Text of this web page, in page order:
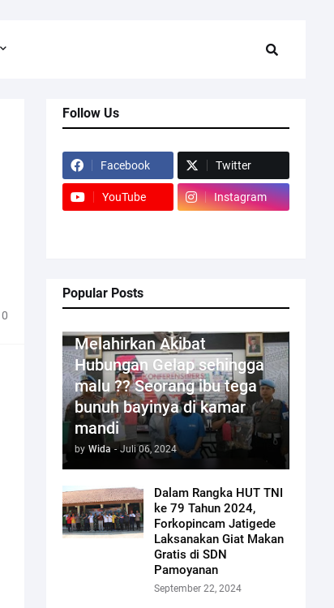
0
Follow Us
Facebook Twitter
YouTube Instagram
Popular Posts
Melahirkan Akibat
Hubungan Gelap sehingga
malu ?? Seorang ibu tega
bunuh bayinya di kamar
mandi
by Wida - Juli 06, 2024
Dalam Rangka HUT TNI
ke 79 Tahun 2024,
Forkopincam Jatigede
Laksanakan Giat Makan
Gratis di SDN
Pamoyanan
September 22, 2024